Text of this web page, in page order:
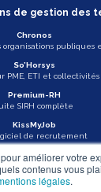
améliorer votre
contenus vous
légales.
de gestion des
Chronos
organisations publiques
So’Horsys
PME, ETI et collectivités
Premium-RH
SIRH complète
KissMyJob
de recrutement
Veille légale